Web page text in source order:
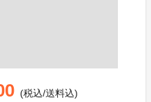
(税込/送料込)